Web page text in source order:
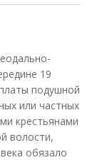
19
подушной
или частных
крестьянами
волости,
обязало